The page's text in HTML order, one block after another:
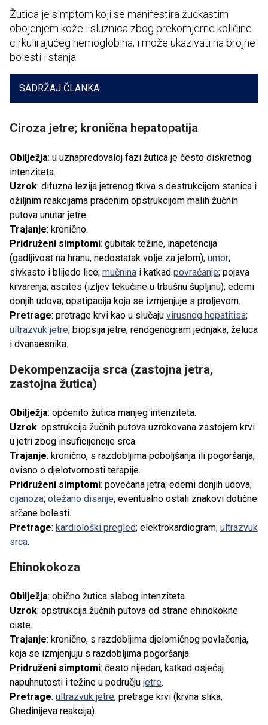
Žutica je simptom koji se manifestira žućkastim
obojenjem kože i sluznica zbog prekomjerne količine
cirkulirajućeg hemoglobina, i može ukazivati na brojne
bolesti i stanja
SADRŽAJ ČLANKA
Ciroza jetre; kronična hepatopatija
Obilježja: u uznapredovaloj fazi žutica je često diskretnog
intenziteta.
Uzrok: difuzna lezija jetrenog tkiva s destrukcijom stanica i
ožiljnim reakcijama praćenim opstrukcijom malih žučnih
putova unutar jetre.
Trajanje: kronično.
Pridruženi simptomi: gubitak težine, inapetencija
(gadljivost na hranu, nedostatak volje za jelom), umor;
sivkasto i blijedo lice; mučnina i katkad povraćanje; pojava
krvarenja; ascites (izljev tekućine u trbušnu šupljinu); edemi
donjih udova; opstipacija koja se izmjenjuje s proljevom.
Pretrage: pretrage krvi kao u slučaju virusnog hepatitisa;
ultrazvuk jetre; biopsija jetre; rendgenogram jednjaka, želuca
i dvanaesnika.
Dekompenzacija srca (zastojna jetra,
zastojna žutica)
Obilježja: općenito žutica manjeg intenziteta.
Uzrok: opstrukcija žučnih putova uzrokovana zastojem krvi
u jetri zbog insuficijencije srca.
Trajanje: kronično, s razdobljima poboljšanja ili pogoršanja,
ovisno o djelotvornosti terapije.
Pridruženi simptomi: povećana jetra; edemi donjih udova;
cijanoza; otežano disanje; eventualno ostali znakovi dotične
srčane bolesti.
Pretrage: kardiološki pregled; elektrokardiogram; ultrazvuk
srca.
Ehinokokoza
Obilježja: obično žutica slabog intenziteta.
Uzrok: opstrukcija žučnih putova od strane ehinokokne
ciste.
Trajanje: kronično, s razdobljima djelomičnog povlačenja,
koja se izmjenjuju s razdobljima pogoršanja.
Pridruženi simptomi: često nijedan, katkad osjećaj
napuhnutosti i težine u području jetre.
Pretrage: ultrazvuk jetre, pretrage krvi (krvna slika,
Ghedinijeva reakcija).